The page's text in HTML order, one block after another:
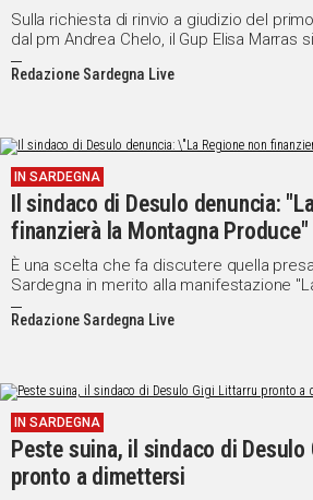
Sulla richiesta di rinvio a giudizio del
dal pm Andrea Chelo, il Gup Elisa Marras
prossimo ore.
Redazione Sardegna Live
IN SARDEGNA
Il sindaco di Desulo denuncia:
finanzierà la Montagna Produce"
È una scelta che fa discutere quella
Sardegna in merito alla manifestazione
e denunciata dal sindaco di Desulo Gigi
Redazione Sardegna Live
IN SARDEGNA
Peste suina, il sindaco di
pronto a dimettersi